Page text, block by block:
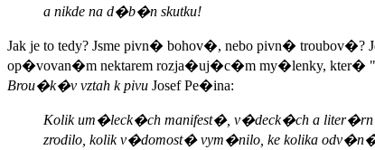
a nikde na d�b�n skutku!
Jak je to tedy? Jsme pivn� bohov�, nebo pivn�
op�vovan�m nektarem rozja�uj�c�m my�lenky, kter�
Brou�k�v vztah k pivu Josef Pe�ina:
Kolik um�leck�ch manifest�, v�deck�ch a
zrodilo, kolik v�domost� vym�nilo, ke kolika